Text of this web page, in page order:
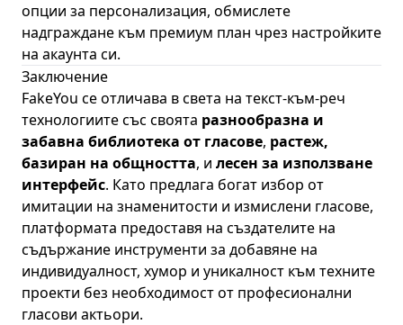
опции за персонализация, обмислете
надграждане към премиум план чрез настройките
на акаунта си.
Заключение
FakeYou се отличава в света на текст-към-реч
технологиите със своята разнообразна и
забавна библиотека от гласове, растеж,
базиран на общността, и лесен за използване
интерфейс. Като предлага богат избор от
имитации на знаменитости и измислени гласове,
платформата предоставя на създателите на
съдържание инструменти за добавяне на
индивидуалност, хумор и уникалност към техните
проекти без необходимост от професионални
гласови актьори.